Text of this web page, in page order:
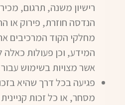
רישיון משנה, תרגום,
הנדסה חוזרת, פירוק
מחלקי הקוד המרכיבים
המידע, וכן פעולות כאלה
אשר מצויות בשימוש
פגיעה בכל דרך שהיא
מסחר, או כל זכות